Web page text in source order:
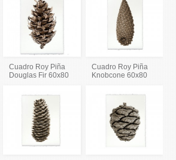
Cuadro Roy Piña
Douglas Fir 60x80
Cuadro Roy Piña
Knobcone 60x80